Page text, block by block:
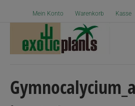
Mein Konto Warenkorb Kasse